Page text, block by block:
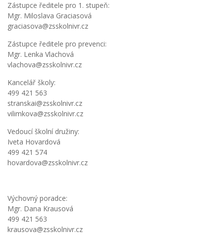
Zástupce ředitele pro 1. stupeň:
Mgr. Miloslava Graciasová
graciasova@zsskolnivr.cz
Zástupce ředitele pro prevenci:
Mgr. Lenka Vlachová
vlachova@zsskolnivr.cz
Kancelář školy:
499 421 563
stranskai@zsskolnivr.cz
vilimkova@zsskolnivr.cz
Vedoucí školní družiny:
Iveta Hovardová
499 421 574
hovardova@zsskolnivr.cz
Výchovný poradce:
Mgr. Dana Krausová
499 421 563
krausova@zsskolnivr.cz